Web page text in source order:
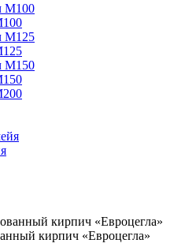
кирпич «Евроцегла»